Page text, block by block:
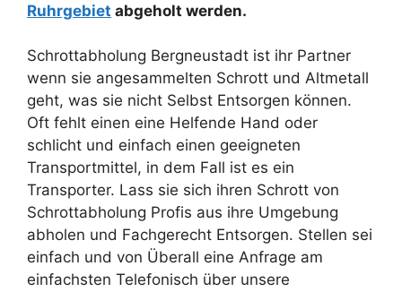
Ruhrgebiet abgeholt werden.
Schrottabholung Bergneustadt ist ihr Partner
wenn sie angesammelten Schrott und Altmetall
geht, was sie nicht Selbst Entsorgen können.
Oft fehlt einen eine Helfende Hand oder
schlicht und einfach einen geeigneten
Transportmittel, in dem Fall ist es ein
Transporter. Lass sie sich ihren Schrott von
Schrottabholung Profis aus ihre Umgebung
abholen und Fachgerecht Entsorgen. Stellen sei
einfach und von Überall eine Anfrage am
einfachsten Telefonisch über unsere